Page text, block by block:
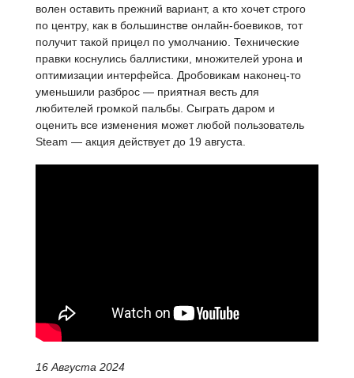
волен оставить прежний вариант, а кто хочет строго
по центру, как в большинстве онлайн-боевиков, тот
получит такой прицел по умолчанию. Технические
правки коснулись баллистики, множителей урона и
оптимизации интерфейса. Дробовикам наконец-то
уменьшили разброс — приятная весть для
любителей громкой пальбы. Сыграть даром и
оценить все изменения может любой пользователь
Steam — акция действует до 19 августа.
16 Августа 2024